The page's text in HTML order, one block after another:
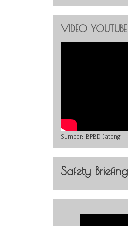
VIDEO YOUTUBE
Sumber: BPBD Jateng
Safety Briefing